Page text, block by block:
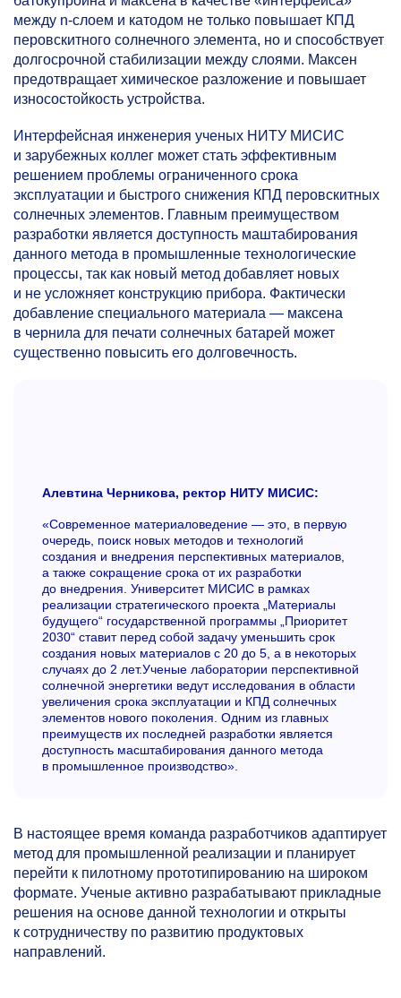
между n-слоем и катодом не только повышает КПД
перовскитного солнечного элемента, но и способствует
долгосрочной стабилизации между слоями. Максен
предотвращает химическое разложение и повышает
износостойкость устройства.
Интерфейсная инженерия ученых НИТУ МИСИС
и зарубежных коллег может стать эффективным
решением проблемы ограниченного срока
эксплуатации и быстрого снижения КПД перовскитных
солнечных элементов. Главным преимуществом
разработки является доступность маштабирования
данного метода в промышленные технологические
процессы, так как новый метод добавляет новых
и не усложняет конструкцию прибора. Фактически
добавление специального материала — максена
в чернила для печати солнечных батарей может
существенно повысить его долговечность.
Алевтина Черникова, ректор НИТУ МИСИС:
«Современное материаловедение — это, в первую
очередь, поиск новых методов и технологий
создания и внедрения перспективных материалов,
а также сокращение срока от их разработки
до внедрения. Университет МИСИС в рамках
реализации стратегического проекта „Материалы
будущего“ государственной программы „Приоритет
2030“ ставит перед собой задачу уменьшить срок
создания новых материалов с 20 до 5, а в некоторых
случаях до 2 лет.Ученые лаборатории перспективной
солнечной энергетики ведут исследования в области
увеличения срока эксплуатации и КПД солнечных
элементов нового поколения. Одним из главных
преимуществ их последней разработки является
доступность масштабирования данного метода
в промышленное производство».
В настоящее время команда разработчиков адаптирует
метод для промышленной реализации и планирует
перейти к пилотному прототипированию на широком
формате. Ученые активно разрабатывают прикладные
решения на основе данной технологии и открыты
к сотрудничеству по развитию продуктовых
направлений.